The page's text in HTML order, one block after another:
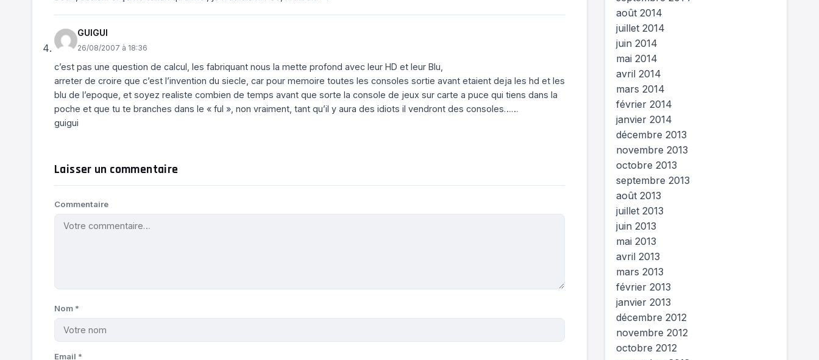
GUIGUI
26/08/2007 à 18:36
c’est pas une question de calcul, les fabriquant nous la mette profond avec leur HD et leur Blu,
arreter de croire que c’est l’invention du siecle, car pour memoire toutes les consoles sortie avant etaient deja les hd et les
blu de l’epoque, et soyez realiste combien de temps avant que sorte la console de jeux sur carte a puce qui tiens dans la
poche et que tu te branches dans le « ful », non vraiment, tant qu’il y aura des idiots il vendront des consoles……
guigui
Laisser un commentaire
Commentaire
Nom *
Email *
août 2014
juillet 2014
juin 2014
mai 2014
avril 2014
mars 2014
février 2014
janvier 2014
décembre 2013
novembre 2013
octobre 2013
septembre 2013
août 2013
juillet 2013
juin 2013
mai 2013
avril 2013
mars 2013
février 2013
janvier 2013
décembre 2012
novembre 2012
octobre 2012